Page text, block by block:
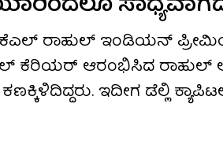
ಕೆಎಲ್ ರಾಹುಲ್ ಇಂಡಿಯನ್
ಆರಂಭಿಸಿದ ರಾಹುಲ್ ಆ
ಇದೀಗ ಡೆಲ್ಲಿ